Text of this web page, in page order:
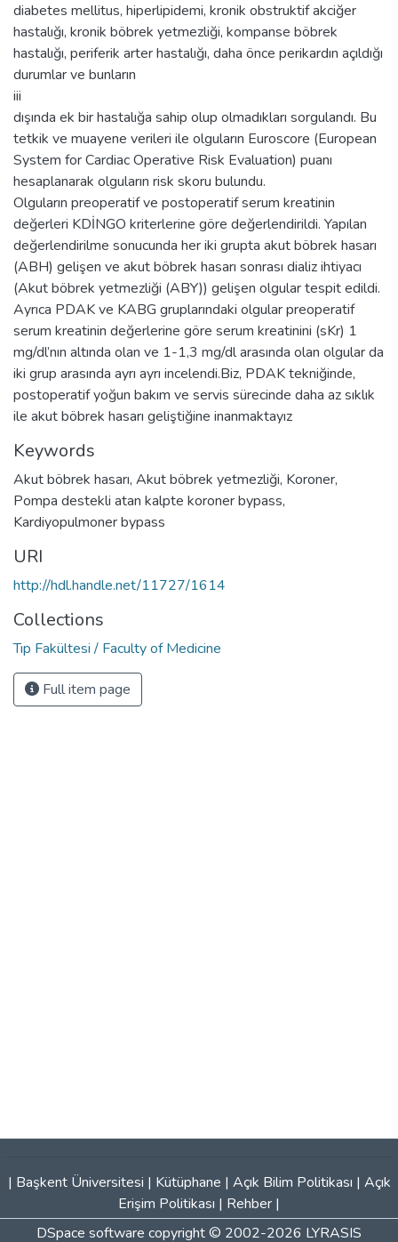
diabetes mellitus, hiperlipidemi, kronik obstruktif akciğer
hastalığı, kronik böbrek yetmezliği, kompanse böbrek
hastalığı, periferik arter hastalığı, daha önce perikardın açıldığı
durumlar ve bunların
iii
dışında ek bir hastalığa sahip olup olmadıkları sorgulandı. Bu
tetkik ve muayene verileri ile olguların Euroscore (European
System for Cardiac Operative Risk Evaluation) puanı
hesaplanarak olguların risk skoru bulundu.
Olguların preoperatif ve postoperatif serum kreatinin
değerleri KDİNGO kriterlerine göre değerlendirildi. Yapılan
değerlendirilme sonucunda her iki grupta akut böbrek hasarı
(ABH) gelişen ve akut böbrek hasarı sonrası dializ ihtiyacı
(Akut böbrek yetmezliği (ABY)) gelişen olgular tespit edildi.
Ayrıca PDAK ve KABG gruplarındaki olgular preoperatif
serum kreatinin değerlerine göre serum kreatinini (sKr) 1
mg/dl’nın altında olan ve 1-1,3 mg/dl arasında olan olgular da
iki grup arasında ayrı ayrı incelendi.Biz, PDAK tekniğinde,
postoperatif yoğun bakım ve servis sürecinde daha az sıklık
ile akut böbrek hasarı geliştiğine inanmaktayız
Keywords
Akut böbrek hasarı, Akut böbrek yetmezliği, Koroner,
Pompa destekli atan kalpte koroner bypass,
Kardiyopulmoner bypass
URI
http://hdl.handle.net/11727/1614
Collections
Tıp Fakültesi / Faculty of Medicine
Full item page
| Başkent Üniversitesi | Kütüphane | Açık Bilim Politikası | Açık
Erişim Politikası | Rehber |
DSpace software copyright © 2002-2026 LYRASIS